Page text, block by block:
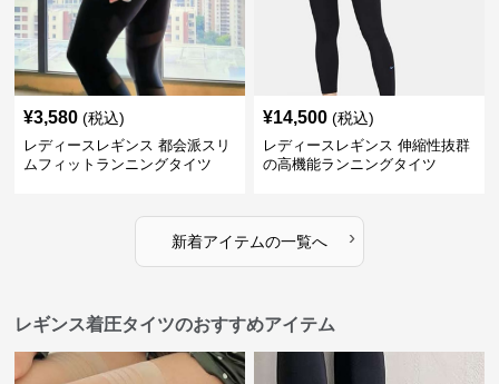
¥3,580 (税込)
レディースレギンス 都会派スリ
ムフィットランニングタイツ
¥14,500 (税込)
レディースレギンス 伸縮性抜群
の高機能ランニングタイツ
新着アイテムの一覧へ ›
レギンス着圧タイツのおすすめアイテム